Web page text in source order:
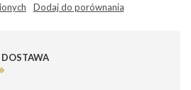
Dodaj do porównania